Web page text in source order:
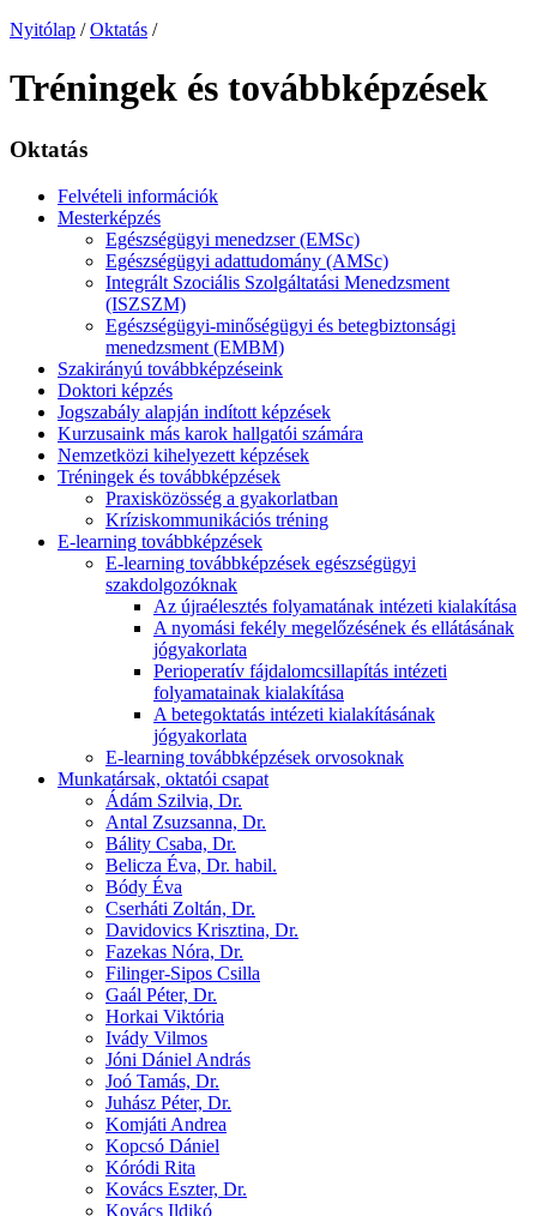
Nyitólap / Oktatás /
Tréningek és továbbképzések
Oktatás
Felvételi információk
Mesterképzés
Egészségügyi menedzser (EMSc)
Egészségügyi adattudomány (AMSc)
Integrált Szociális Szolgáltatási Menedzsment
(ISZSZM)
Egészségügyi-minőségügyi és betegbiztonsági
menedzsment (EMBM)
Szakirányú továbbképzéseink
Doktori képzés
Jogszabály alapján indított képzések
Kurzusaink más karok hallgatói számára
Nemzetközi kihelyezett képzések
Tréningek és továbbképzések
Praxisközösség a gyakorlatban
Kríziskommunikációs tréning
E-learning továbbképzések
E-learning továbbképzések egészségügyi
szakdolgozóknak
Az újraélesztés folyamatának intézeti kialakítása
A nyomási fekély megelőzésének és ellátásának
jógyakorlata
Perioperatív fájdalomcsillapítás intézeti
folyamatainak kialakítása
A betegoktatás intézeti kialakításának
jógyakorlata
E-learning továbbképzések orvosoknak
Munkatársak, oktatói csapat
Ádám Szilvia, Dr.
Antal Zsuzsanna, Dr.
Bálity Csaba, Dr.
Belicza Éva, Dr. habil.
Bódy Éva
Cserháti Zoltán, Dr.
Davidovics Krisztina, Dr.
Fazekas Nóra, Dr.
Filinger-Sipos Csilla
Gaál Péter, Dr.
Horkai Viktória
Ivády Vilmos
Jóni Dániel András
Joó Tamás, Dr.
Juhász Péter, Dr.
Komjáti Andrea
Kopcsó Dániel
Kóródi Rita
Kovács Eszter, Dr.
Kovács Ildikó